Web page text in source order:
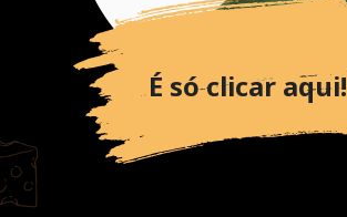
É só clicar aqui!